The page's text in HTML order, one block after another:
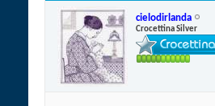
cielodirlanda
Crocettina Silver